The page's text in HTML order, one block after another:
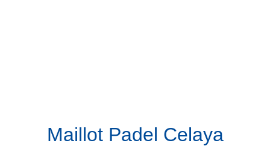
Maillot Padel Celaya